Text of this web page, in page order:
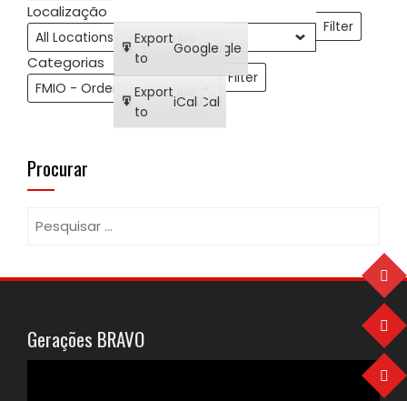
Subscribe
in
Google
Subscribe
in
iCal
Export
to
Google
Export
to
iCal
Localização
Filter
Localizações
Categorias
Filter
Categorias
Procurar
Pesquisar
Gerações BRAVO